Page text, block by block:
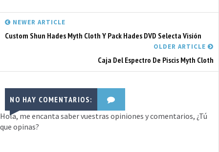
NEWER ARTICLE
Custom Shun Hades Myth Cloth Y Pack Hades DVD Selecta Visión
OLDER ARTICLE
Caja Del Espectro De Piscis Myth Cloth
NO HAY COMENTARIOS:
Hola, me encanta saber vuestras opiniones y comentarios, ¿Tú
que opinas?